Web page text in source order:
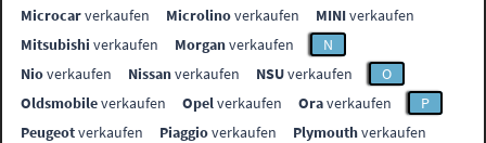
Microcarverkaufen Microlinoverkaufen MINIverkaufen
Mitsubishi verkaufen Morganverkaufen
N
Nioverkaufen Nissanverkaufen NSUverkaufen
O
Oldsmobileverkaufen Opelverkaufen Oraverkaufen
P
Peugeotverkaufen Piaggioverkaufen Plymouthverkaufen